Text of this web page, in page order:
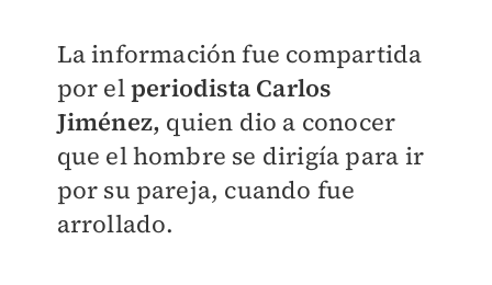
La información fue compartida
por elperiodista Carlos
Jiménez, quien dio a conocer
que el hombre se dirigía para ir
por su pareja, cuando fue
arrollado.